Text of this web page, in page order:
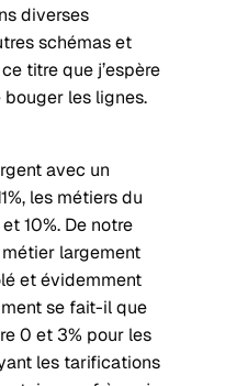
diverses
schémas et
titre que j’espère
bouger les lignes.
avec un
les métiers du
10%. De notre
largement
et évidemment
se fait-il que
0 et 3% pour les
les tarifications